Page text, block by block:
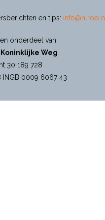
en tips: info@nlroei.nl
onderdeel van
Koninklijke Weg
30 189 728
INGB 0009 6067 43